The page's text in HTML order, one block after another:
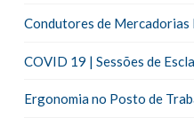
Condutores de
COVID 19 | Sessões de
Ergonomia no Posto de